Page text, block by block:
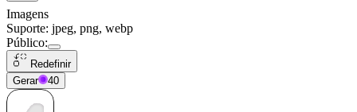
Imagens
Suporte: jpeg, png, webp
Público:
Redefinir
Gerar
40